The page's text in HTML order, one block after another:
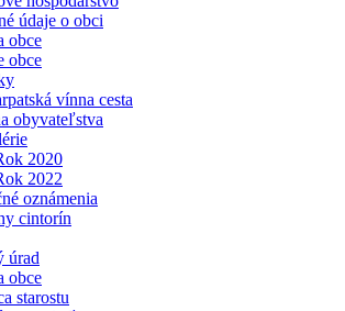
údaje o obci
obce
obce
vínna cesta
obyvateľstva
2020
2022
oznámenia
cintorín
úrad
obce
starostu